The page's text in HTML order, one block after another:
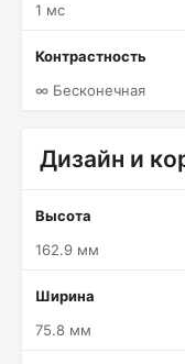
1 мс
Контрастность
∞ Бесконечная
Дизайн и
Высота
162.9 мм
Ширина
75.8 мм